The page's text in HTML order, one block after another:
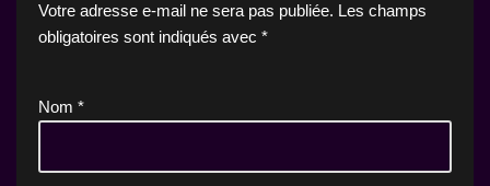
Votre adresse e-mail ne sera pas publiée. Les champs
obligatoires sont indiqués avec *
Nom *